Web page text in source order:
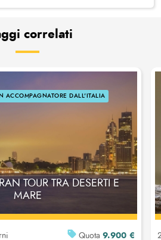
correlati
ACCOMPAGNATORE DALL'ITALIA
TOUR TRA DESERTI E
MARE
Quota 9.900 €